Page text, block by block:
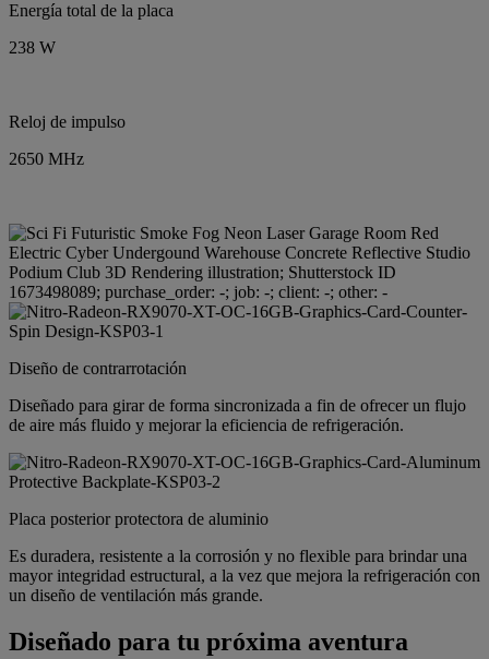
Energía total de la placa
238 W
Reloj de impulso
2650 MHz
Diseño de contrarrotación
Diseñado para girar de forma sincronizada a fin de ofrecer un flujo
de aire más fluido y mejorar la eficiencia de refrigeración.
Placa posterior protectora de aluminio
Es duradera, resistente a la corrosión y no flexible para brindar una
mayor integridad estructural, a la vez que mejora la refrigeración con
un diseño de ventilación más grande.
Diseñado para tu próxima aventura